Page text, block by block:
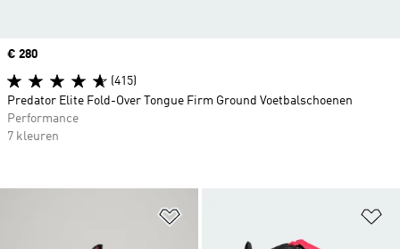
Price
€ 280
(415)
Predator Elite Fold-Over Tongue Firm Ground Voetbalschoenen
Performance
7 kleuren